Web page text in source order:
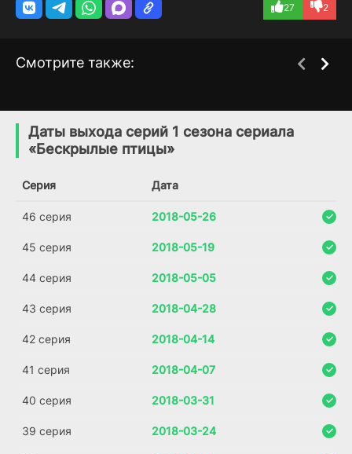
27 2
Смотрите также:
6.8
Даты выхода серий 1 сезона сериала
«Бескрылые птицы»
Серия Дата
46 серия 2018-05-26
45 серия 2018-05-19
44 серия 2018-05-05
43 серия 2018-04-28
42 серия 2018-04-14
41 серия 2018-04-07
40 серия 2018-03-31
39 серия 2018-03-24